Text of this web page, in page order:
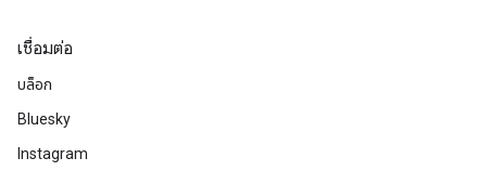
เชื่อมต่อ
บล็อก
Bluesky
Instagram